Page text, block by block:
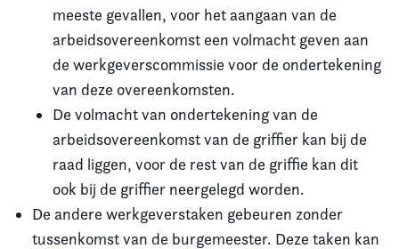
meeste gevallen, voor het aangaan van de
arbeidsovereenkomst een volmacht geven aan
de werkgeverscommissie voor de ondertekening
van deze overeenkomsten.
De volmacht van ondertekening van de
arbeidsovereenkomst van de griffier kan bij de
raad liggen, voor de rest van de griffie kan dit
ook bij de griffier neergelegd worden.
De andere werkgeverstaken gebeuren zonder
tussenkomst van de burgemeester. Deze taken kan